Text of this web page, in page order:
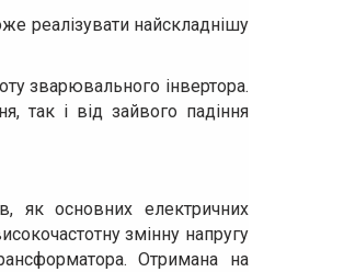
реалізувати найскладнішу
зварювального інвертора.
так і від зайвого падіння
як основних електричних
змінну напругу
Отримана на